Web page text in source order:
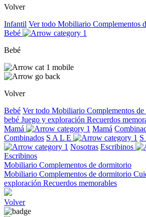
Volver
Infantil Ver todo Mobiliario Complementos
Bebé
Bebé
Volver
Bebé Ver todo Mobiliario Complementos
bebé Juego y exploración Recuerdos
Mamá
Mamá
Combinados S A L E
Nosotras Escribinos
Escribinos
Mobiliario Complementos de dormitorio
Mobiliario Complementos de dormitorio
exploración Recuerdos memorables
Volver